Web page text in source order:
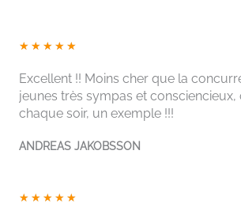
★ ★ ★ ★ ★
t
é
5
u
Excellent !! Moins cher que la
jeunes très sympas et
chaque soir, un exemple !!!
ANDREAS JAKOBSSON
★ ★ ★ ★ ★